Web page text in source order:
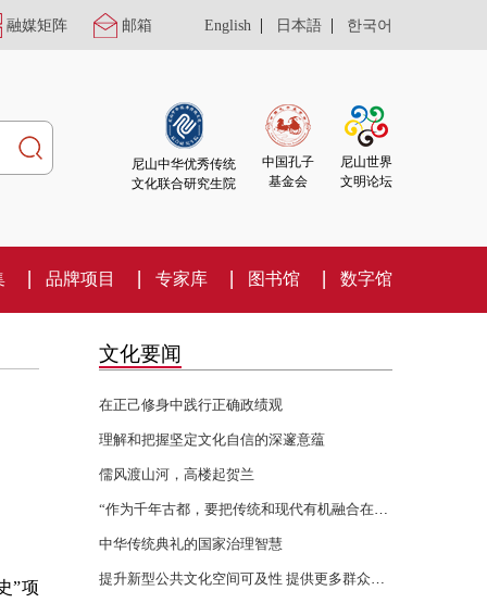
融媒矩阵 邮箱 English | 日本語 | 한국어
尼山中华优秀传统
文化联合研究生院
中国孔子
基金会
尼山世界
文明论坛
品牌项目 专家库 图书馆 数字馆
”项
文化要闻
在正己修身中践行正确政绩观
理解和把握坚定文化自信的深邃意蕴
儒风渡山河，高楼起贺兰
中华传统典礼的国家治理智慧